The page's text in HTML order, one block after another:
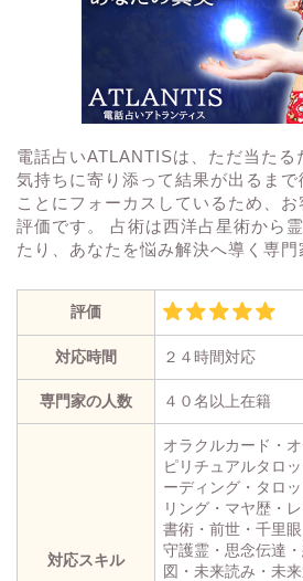
電話占いATLANTISは、ただ当たる
気持ちに寄り添って結果が出るま
ことにフォーカスしているため、
評価です。 占術は西洋占星術から
たり、あなたを悩み解決へ導く専門
評価
対応時間 ２４時間対応
専門家の人数 ４０名以上在籍
対応スキル
オラクルカード・
ピリチュアルタロ
ーディング・タロ
リング・マヤ歴・
書術・前世・千里
守護霊・思念伝達
図・未来読み・未